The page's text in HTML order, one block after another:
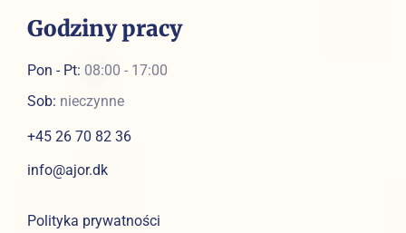
Godziny pracy
Pon - Pt: 08:00 - 17:00
Sob: nieczynne
+45 26 70 82 36
info@ajor.dk
Polityka prywatności